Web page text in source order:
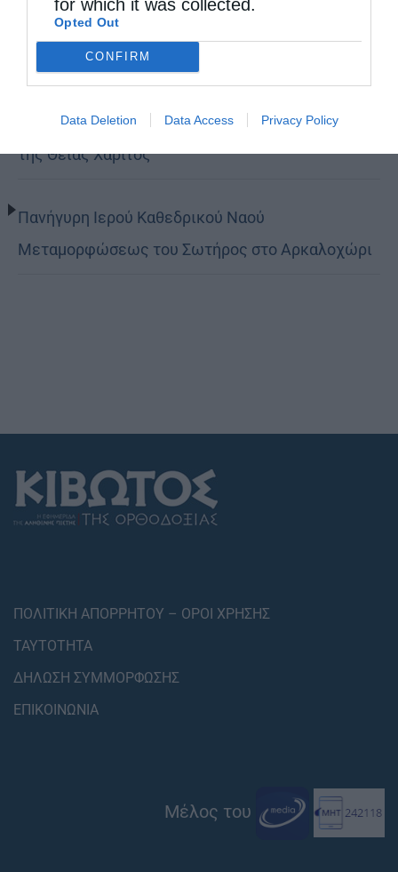
for which it was collected.
Opted Out
CONFIRM
Data Deletion Data Access Privacy Policy
μέλλον μας» – Με λαμπρότητα εορτάστηκε στον
Βόλο η Μεταμόρφωση
Κορίνθου Παύλος: Να γίνουμε μέτοχοι του φωτός
της Θείας Χάριτος
Πανήγυρη Ιερού Καθεδρικού Ναού
Μεταμορφώσεως του Σωτήρος στο Αρκαλοχώρι
ΠΟΛΙΤΙΚΗ ΑΠΟΡΡΗΤΟΥ – ΟΡΟΙ ΧΡΗΣΗΣ
ΤΑΥΤΟΤΗΤΑ
ΔΗΛΩΣΗ ΣΥΜΜΟΡΦΩΣΗΣ
ΕΠΙΚΟΙΝΩΝΙΑ
Μέλος του